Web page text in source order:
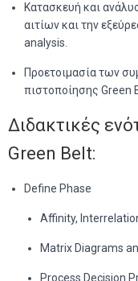
Κατασκευή και
αιτίων και την
analysis.
Προετοιμασία των
πιστοποίησης Green
Διδακτικές
Green Belt:
Define Phase
Affinity,
Matrix Diagrams
Process Decision